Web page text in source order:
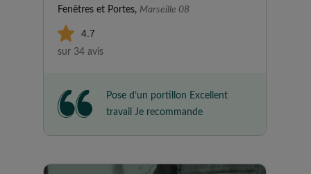
Fenêtres et Portes, Marseille 08
4.7
sur 34 avis
Pose d’un portillon Excellent
travail Je recommande